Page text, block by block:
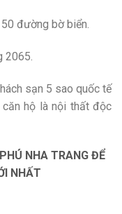
đường bờ biển.
2065.
sạn 5 sao quốc tế
hộ là nội thất độc
NHA TRANG ĐỂ
NHẤT